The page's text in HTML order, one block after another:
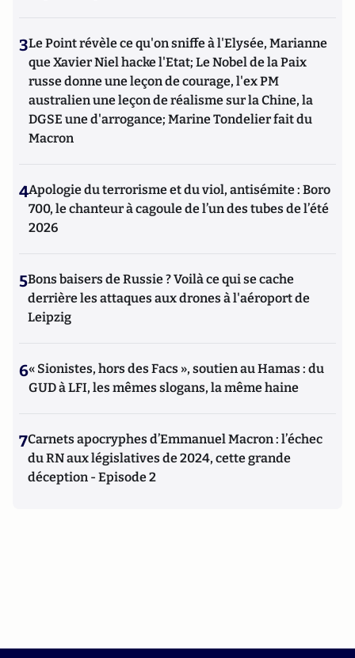
3Le Point révèle ce qu'on sniffe à l'Elysée, Marianne
que Xavier Niel hacke l'Etat; Le Nobel de la Paix
russe donne une leçon de courage, l'ex PM
australien une leçon de réalisme sur la Chine, la
DGSE une d'arrogance; Marine Tondelier fait du
Macron
4Apologie du terrorisme et du viol, antisémite : Boro
700, le chanteur à cagoule de l’un des tubes de l’été
2026
5Bons baisers de Russie ? Voilà ce qui se cache
derrière les attaques aux drones à l'aéroport de
Leipzig
6« Sionistes, hors des Facs », soutien au Hamas : du
GUD à LFI, les mêmes slogans, la même haine
7Carnets apocryphes d’Emmanuel Macron : l’échec
du RN aux législatives de 2024, cette grande
déception - Episode 2